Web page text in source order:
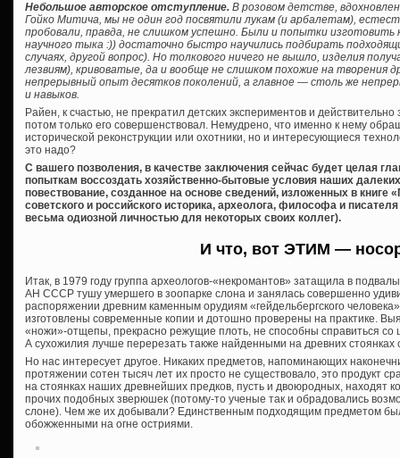
Небольшое авторское отступление. В розовом детстве,
Гойко Митича, мы не один год посвятили лукам (и арбалетам),
пробовали, правда, не слишком успешно. Были и попытки
научного тыка :)) достаточно быстро научились подбирать
случаях, другой вопрос). Но толкового ничего не вышло, изделия
лезвиям), кривоватые, да и вообще не слишком похожие на творения
непрерывный опыт десятков поколений, а главное — столь же
и навыков.
Райен, к счастью, не прекратил детских экспериментов и действительно
потом только его совершенствовал. Немудрено, что именно к нему
исторической реконструкции или охотники, но и интересующиеся
это надо?
С вашего позволения, в качестве заключения сейчас будет целая
попыткам воссоздать хозяйственно-бытовые условия наших
повествование, созданное на основе сведений, изложенных в книге
советского и российского историка, археолога, философа и
весьма одиозной личностью для некоторых своих коллег).
И что, вот ЭТИМ —
Итак, в 1979 году группа археологов-«некромантов» затащила в
АН СССР тушу умершего в зоопарке слона и занялась совершенно
распоряжении древним каменным орудиям «гейдельбергского
изготовлены современные копии и дотошно проверены на практике.
«ножи»-отщепы, прекрасно режущие плоть, не способны справиться
А сухожилия лучше перерезать также найденными на древних
Но нас интересует другое. Никаких предметов, напоминающих
протяжении сотен тысяч лет их просто не существовало, это продукт
на стоянках наших древнейших предков, пусть и двоюродных, находят
прочих подобных зверюшек (потому-то ученые так и обрадовались
слоне). Чем же их добывали? Единственным подходящим предметом
обожженными на огне остриями.